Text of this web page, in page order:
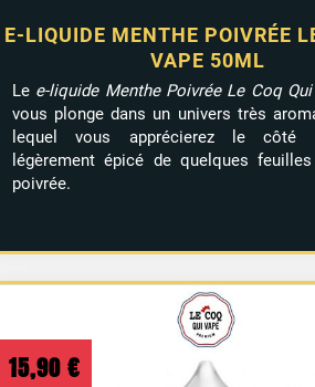
E-LIQUIDE MENTHE POIVRÉE
VAPE 50ML
Le e-liquide Menthe Poivrée Le Coq
vous plonge dans un univers très
lequel vous apprécierez le côté
légèrement épicé de quelques
poivrée.
15,90€